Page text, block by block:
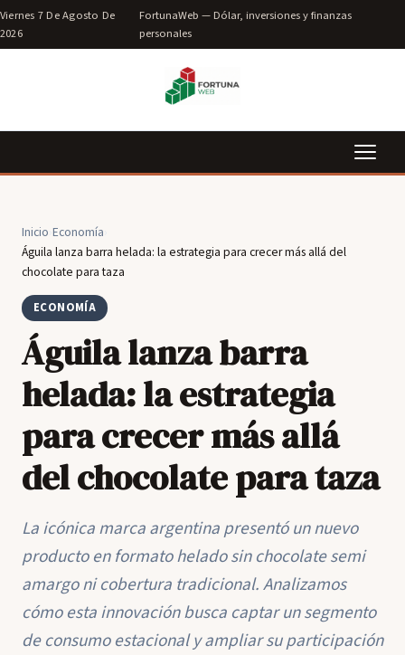
Viernes 7 De Agosto De
2026
FortunaWeb — Dólar, inversiones y finanzas
personales
Inicio Economía
Águila lanza barra helada: la estrategia para crecer más allá del
chocolate para taza
ECONOMÍA
Águila lanza barra
helada: la estrategia
para crecer más allá
del chocolate para taza
La icónica marca argentina presentó un nuevo
producto en formato helado sin chocolate semi
amargo ni cobertura tradicional. Analizamos
cómo esta innovación busca captar un segmento
de consumo estacional y ampliar su participación